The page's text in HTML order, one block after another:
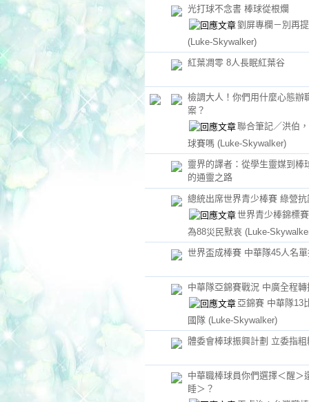
光打球不念書 棒球從根爛
劉屏專欄－別再
(Luke-Skywalker)
紅葉凋零 8人長眠紅葉谷
檢調大人！你們用什麼心態辦
案？
聯合筆記／洪伯
球賽嗎 (Luke-Skywalker)
靈界的譯者：從學生靈媒到棒
的通靈之路
總統出席世界青少棒賽 綠營抗
世界青少棒錦標
為88災民默哀 (Luke-
世界盃成棒賽 中華隊45人名
中華隊亞錦賽戰況 中廣全程轉
亞錦賽 中華隊13
國隊 (Luke-Skywalker)
體委會棒球振興計劃 立委指粗
中華職棒球員你們選擇＜醒＞
睡＞？